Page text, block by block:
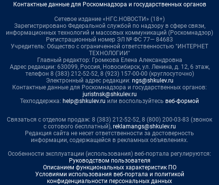
Контактные данные для Роскомнадзора и государственных органов
Сетевое издание «НГС.НОВОСТИ» (18+)
Зарегистрировано Федеральной службой по надзору в сфере связи,
информационных технологий и массовых коммуникаций (Роскомнадзор)
Регистрационный номер ЭЛ № ФС 77— 84683
Учредитель: Общество с ограниченной ответственностью "ИНТЕРНЕТ
ТЕХНОЛОГИИ"
Главный редактор: Громкова Елена Александровна
Адрес редакции: 630099, Россия, Новосибирск, ул. Ленина, д. 12, 6 этаж,
телефон 8 (383) 212-52-52, 8 (923) 157-00-00 (круглосуточно)
Электронный адрес редакции: ngs@shkulev.ru
Контактные данные для Роскомнадзора и государственных органов:
juristnsk@shkulev.ru
Техподдержка: help@shkulev.ru или воспользуйтесь веб-формой
Связаться с отделом продаж: 8 (383) 212-52-52, 8 (800) 200-03-83 (звонок
с сотового бесплатный), reklamangs@shkulev.ru
Редакция сайта не несет ответственности за достоверность
информации, содержащейся в рекламных объявлениях.
Особенности эксплуатации (использования) веб-портала регулируются:
Руководством пользователя
Описанием функциональных характеристик ПО
Условиями использования веб-портала и политикой
конфиденциальности персональных данных